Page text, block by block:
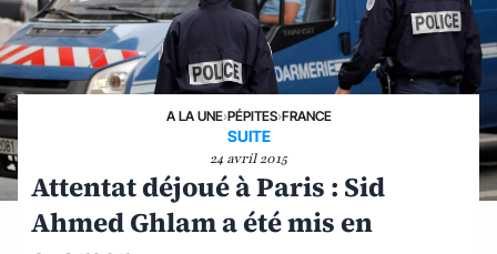
A LA UNE›PÉPITES›FRANCE
SUITE
24 avril 2015
Attentat déjoué à Paris : Sid
Ahmed Ghlam a été mis en